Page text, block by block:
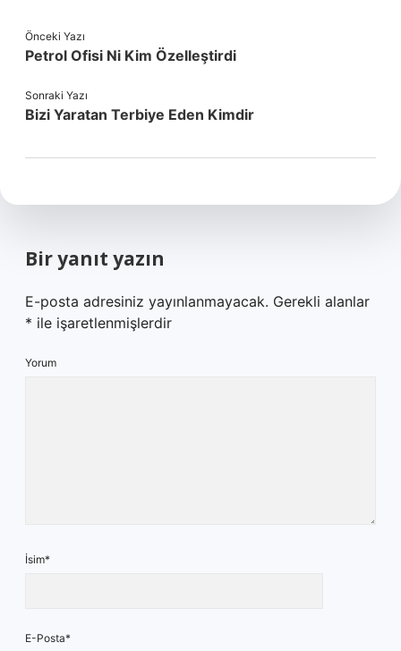
Önceki Yazı
Petrol Ofisi Ni Kim Özelleştirdi
Sonraki Yazı
Bizi Yaratan Terbiye Eden Kimdir
Bir yanıt yazın
E-posta adresiniz yayınlanmayacak. Gerekli alanlar
* ile işaretlenmişlerdir
Yorum
İsim*
E-Posta*